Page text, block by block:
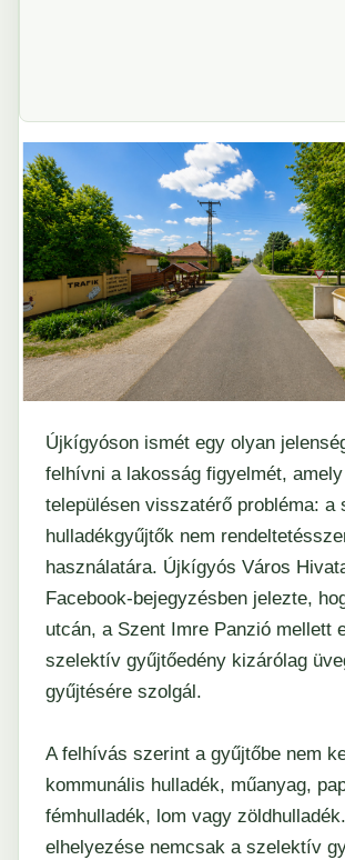
Újkígyóson ismét egy olyan
felhívni a lakosság figyelmét,
településen visszatérő probléma: a
hulladékgyűjtők nem
használatára. Újkígyós Város
Facebook-bejegyzésben jelezte,
utcán, a Szent Imre Panzió mellett
szelektív gyűjtőedény kizárólag
gyűjtésére szolgál.
A felhívás szerint a gyűjtőbe nem
kommunális hulladék, műanyag,
fémhulladék, lom vagy
elhelyezése nemcsak a szelektív